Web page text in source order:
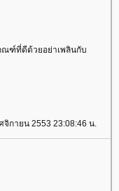
ณฑ์ที่ดีด้วยอย่าเพลินกับ
จิกายน 2553 23:08:46 น.